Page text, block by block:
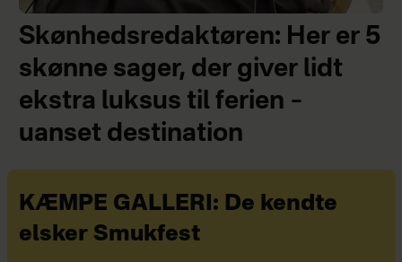
Skønhedsredaktøren: Her er 5
skønne sager, der giver lidt
ekstra luksus til ferien –
uanset destination
KÆMPE GALLERI: De kendte
elsker Smukfest